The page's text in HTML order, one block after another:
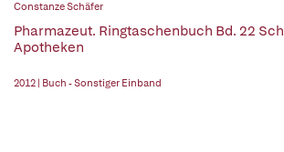
Constanze Schäfer
Pharmazeut. Ringtaschenbuch Bd. 22
Apotheken
2012 | Buch - Sonstiger Einband